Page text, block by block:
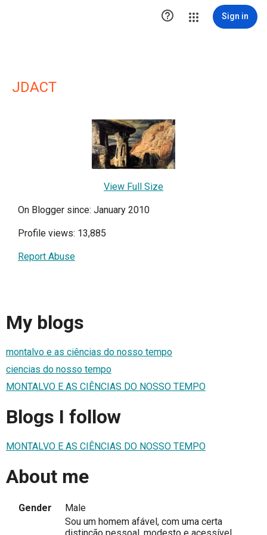
 Sign in
JDACT
View Full Size
On Blogger since: January 2010
Profile views: 13,885
Report Abuse
My blogs
montalvo e as ciências do nosso tempo
ciencias do nosso tempo
MONTALVO E AS CIÊNCIAS DO NOSSO TEMPO
Blogs I follow
MONTALVO E AS CIÊNCIAS DO NOSSO TEMPO
About me
Gender
Male
Sou um homem afável, com uma certa